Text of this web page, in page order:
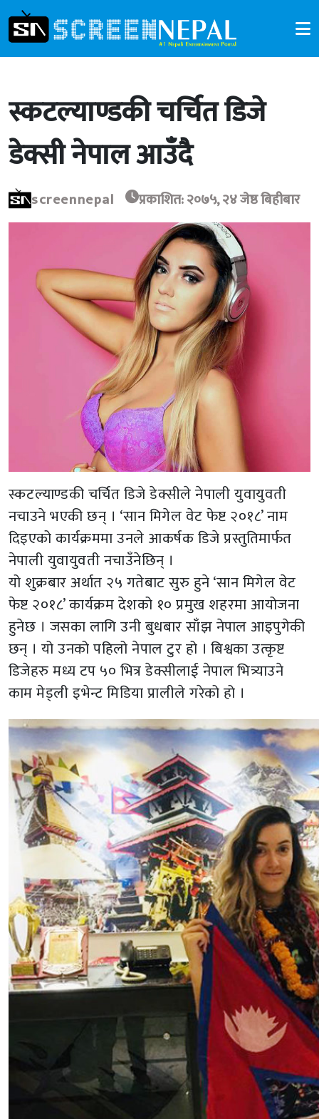
स्कटल्याण्डकी चर्चित डिजे
डेक्सी नेपाल आउँदै
screennepal प्रकाशित: २०७५, २४ जेष्ठ बिहीबार
स्कटल्याण्डकी चर्चित डिजे डेक्सीले नेपाली युवायुवती
नचाउने भएकी छन् । ‘सान मिगेल वेट फेष्ट २०१८’ नाम
दिइएको कार्यक्रममा उनले आकर्षक डिजे प्रस्तुतिमार्फत
नेपाली युवायुवती नचाउँनेछिन् ।
यो शुक्रबार अर्थात २५ गतेबाट सुरु हुने ‘सान मिगेल वेट
फेष्ट २०१८’ कार्यक्रम देशको १० प्रमुख शहरमा आयोजना
हुनेछ । जसका लागि उनी बुधबार साँझ नेपाल आइपुगेकी
छन् । यो उनको पहिलो नेपाल टुर हो । बिश्वका उत्कृष्ट
डिजेहरु मध्य टप ५० भित्र डेक्सीलाई नेपाल भित्र्याउने
काम मेड्ली इभेन्ट मिडिया प्रालीले गरेको हो ।